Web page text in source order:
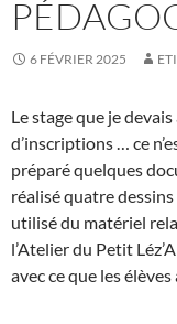
6 FÉVRIER 2025
Le stage que je
d’inscriptions … ce
préparé quelques
réalisé quatre dessins
utilisé du matériel
l’Atelier du Petit
avec ce que les